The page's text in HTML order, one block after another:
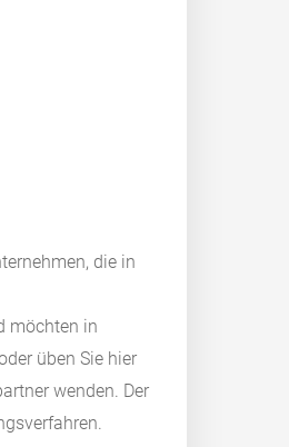
die in
möchten in
üben Sie hier
wenden. Der